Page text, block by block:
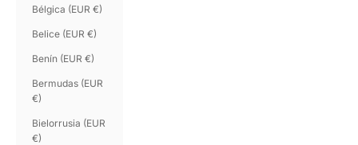
Bélgica (EUR €)
Belice (EUR €)
Benín (EUR €)
Bermudas (EUR
€)
Bielorrusia (EUR
€)